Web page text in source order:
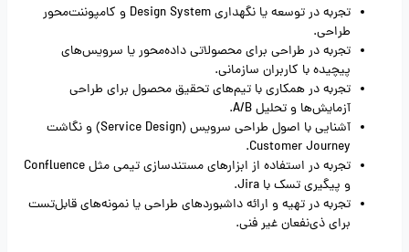
تجربه در توسعه یا نگهداری Design System و کامپوننت‌محور
طراحی.
تجربه در طراحی برای محصولاتی داده‌محور یا سرویس‌های
پیچیده با کاربران سازمانی.
تجربه در همکاری با تیم‌های تحقیق محصول برای طراحی
آزمایش‌ها و تحلیل A/B.
آشنایی با اصول طراحی سرویس (Service Design) و نگاشت
Customer Journey.
تجربه در استفاده از ابزارهای مستندسازی تیمی مثل Confluence
و پیگیری تسک با Jira.
تجربه در تهیه و ارائه‌ داشبوردهای طراحی یا نمونه‌های قابل‌تست
برای ذی‌نفعان غیر فنی.